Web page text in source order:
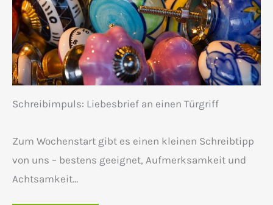
Schreibimpuls: Liebesbrief an einen Türgriff
Zum Wochenstart gibt es einen kleinen Schreibtipp
von uns – bestens geeignet, Aufmerksamkeit und
Achtsamkeit…